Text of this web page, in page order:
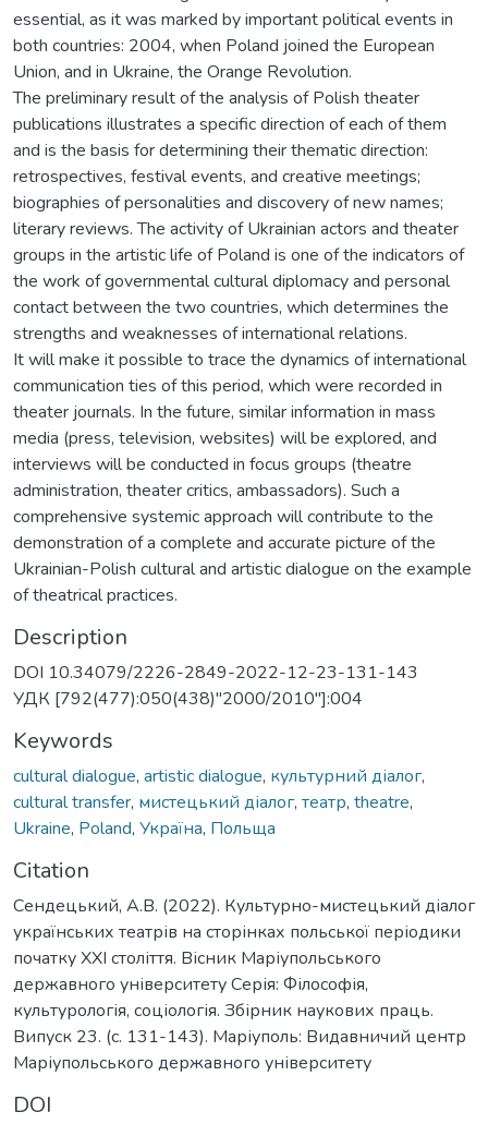
essential, as it was marked by important political events in
both countries: 2004, when Poland joined the European
Union, and in Ukraine, the Orange Revolution.
The preliminary result of the analysis of Polish theater
publications illustrates a specific direction of each of them
and is the basis for determining their thematic direction:
retrospectives, festival events, and creative meetings;
biographies of personalities and discovery of new names;
literary reviews. The activity of Ukrainian actors and theater
groups in the artistic life of Poland is one of the indicators of
the work of governmental cultural diplomacy and personal
contact between the two countries, which determines the
strengths and weaknesses of international relations.
It will make it possible to trace the dynamics of international
communication ties of this period, which were recorded in
theater journals. In the future, similar information in mass
media (press, television, websites) will be explored, and
interviews will be conducted in focus groups (theatre
administration, theater critics, ambassadors). Such a
comprehensive systemic approach will contribute to the
demonstration of a complete and accurate picture of the
Ukrainian-Polish cultural and artistic dialogue on the example
of theatrical practices.
Description
DOI 10.34079/2226-2849-2022-12-23-131-143
УДК [792(477):050(438)"2000/2010"]:004
Keywords
cultural dialogue, artistic dialogue, культурний діалог,
cultural transfer, мистецький діалог, театр, theatre,
Ukraine, Poland, Україна, Польща
Citation
Сендецький, А.В. (2022). Культурно-мистецький діалог
українських театрів на сторінках польської періодики
початку ХХІ століття. Вісник Маріупольського
державного університету Серія: Філософія,
культурологія, соціологія. Збірник наукових праць.
Випуск 23. (с. 131-143). Маріуполь: Видавничий центр
Маріупольського державного університету
DOI